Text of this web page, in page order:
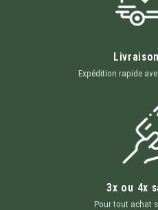
Expédition rapide
3x ou 4x
Pour tout achat